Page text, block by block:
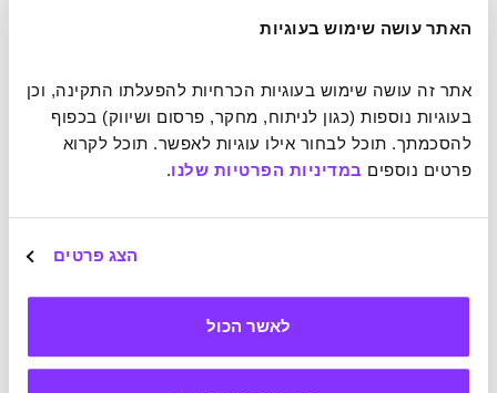
האתר עושה שימוש בעוגיות
פרטים נוספים במדיניות הפרטיות שלנו.
הצג פרטים
לאשר הכול
הגבולות היחידים של האדם הם אלו שהוא מציב לעצמו. צילום: NASA
7. "אהבה וחמלה הן צרכים קיומיים, לא מותרות. בלעדיהם
האנושות לא יכולה לשרוד".
דלאי למה, מנהיג רוחני.
הוא שכולנו נוטים לדחות את החיים. כולנו חולמים על איזה גן
דייל קרנגי, סופר.